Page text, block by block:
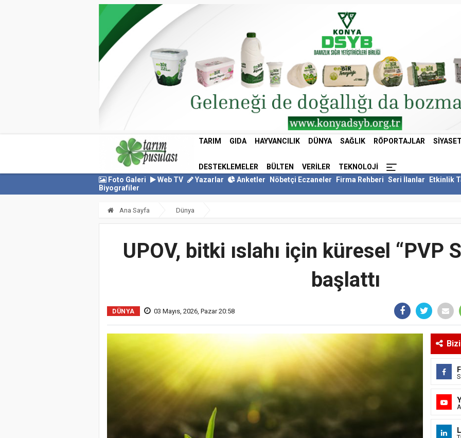
TARIM GIDA HAYVANCILIK DÜNYA SAĞLIK RÖPORTAJLAR SIYASET
DESTEKLEMELER BÜLTEN VERILER
TEKNOLOJI
Foto Galeri
Web TV Yazarlar Anketler Nöbetçi Eczaneler Firma Rehberi Seri İlanlar
Etkinlik
Biyografiler
Ana Sayfa Dünya
UPOV, bitki ıslahı için küresel “PVP
başlattı
DÜNYA 03 Mayıs, 2026, Pazar 20:58